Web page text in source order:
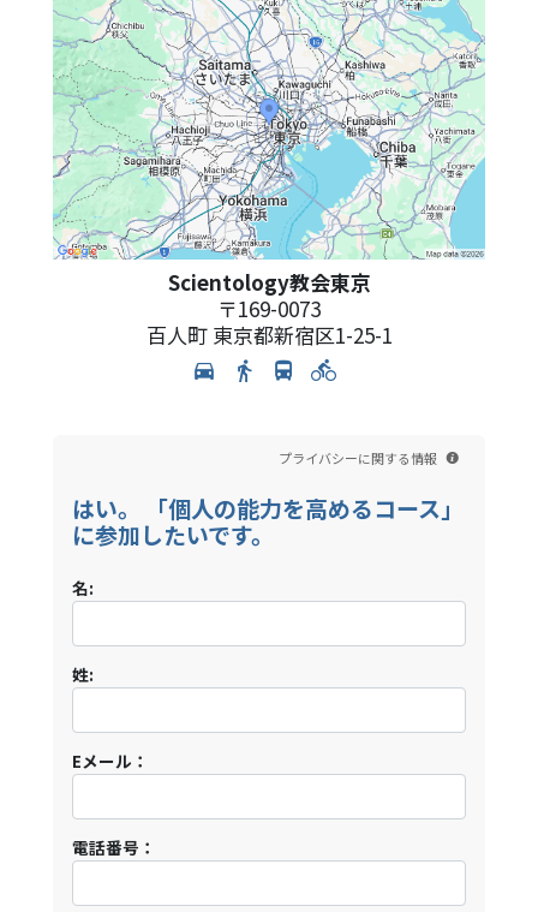
Scientology教会東京
〒169-0073
百人町 東京都新宿区1-25-1
プライバシーに関する情報
はい。 「個人の能力を高めるコース」
に参加したいです。
名:
姓:
Eメール：
電話番号：